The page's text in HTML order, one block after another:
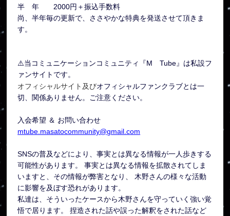
半 年 2000円＋振込手数料
尚、半年毎の更新で、ささやかな特典を発送させて頂きま
す。
⚠️当コミュニケーションコミュニティ『M Tube』は私設フ
ァンサイトです。
オフィシャルサイト及びオフィシャルファンクラブとは一
切、関係ありません。ご注意ください。
入会希望 ＆ お問い合わせ
mtube.masatocommunity@gmail.com
SNSの普及などにより、事実とは異なる情報が一人歩きする
可能性があります。 事実とは異なる情報を拡散されてしま
いますと、その情報が弊害となり、 木野さんの様々な活動
に影響を及ぼす恐れがあります。
私達は、そういったケースから木野さんを守っていく強い覚
悟で居ります。 捏造された話や誤った解釈をされた話など